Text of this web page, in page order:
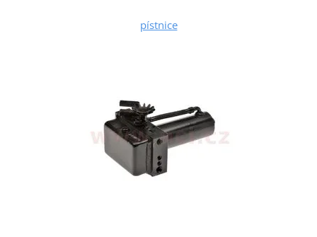
pístnice